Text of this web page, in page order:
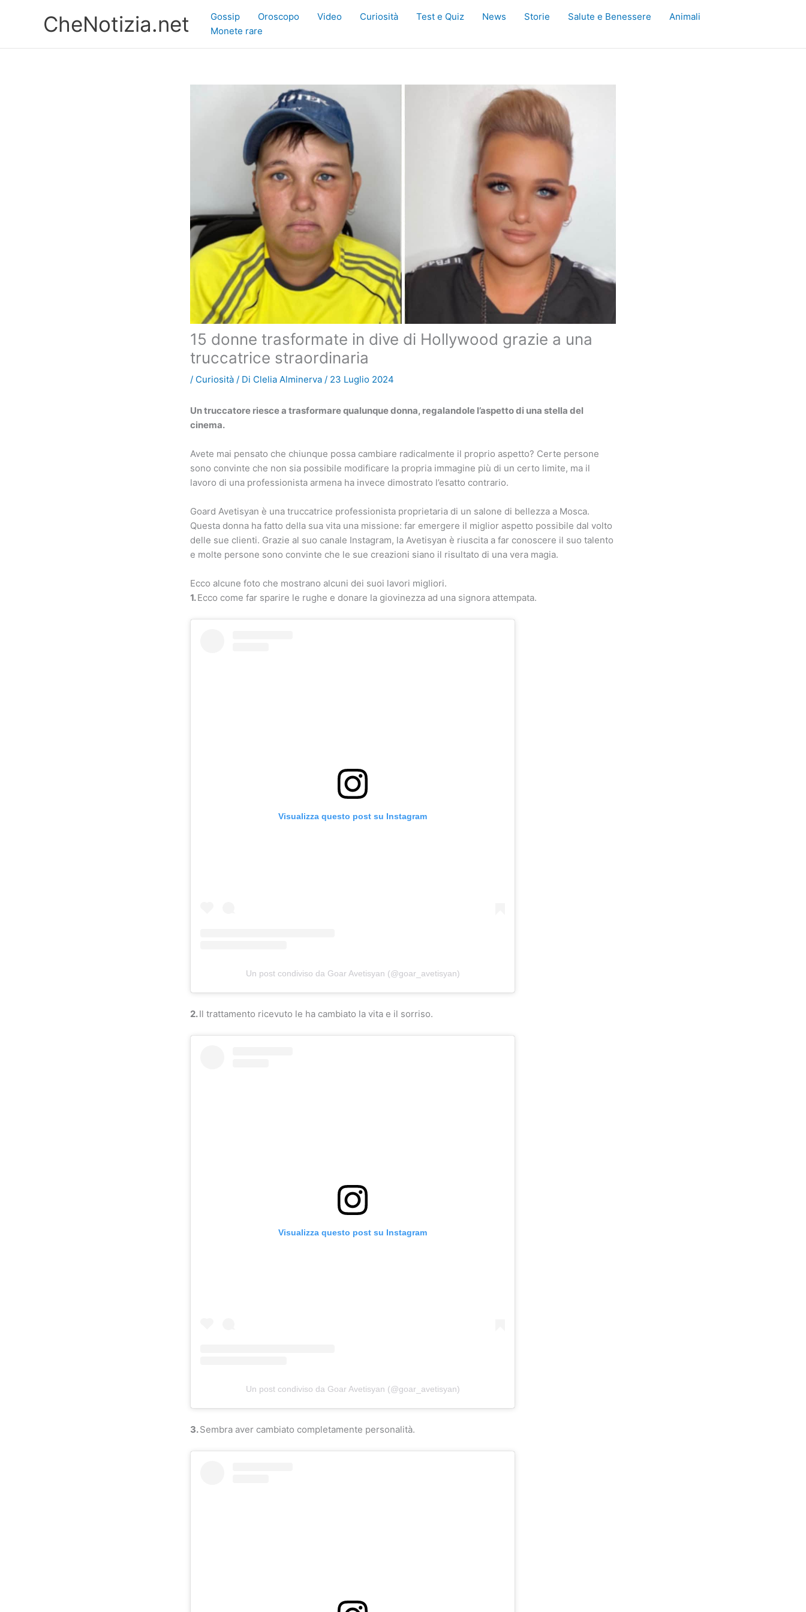
CheNotizia.net Gossip Oroscopo Video Curiosità Test e Quiz News Storie Salute e Benessere
Animali
Monete rare
15 donne trasformate in dive di Hollywood grazie a una
truccatrice straordinaria
/ Curiosità / Di Clelia Alminerva / 23 Luglio 2024
Un truccatore riesce a trasformare qualunque donna, regalandole l’aspetto di una stella del
cinema.
Avete mai pensato che chiunque possa cambiare radicalmente il proprio aspetto? Certe persone
sono convinte che non sia possibile modificare la propria immagine più di un certo limite, ma il
lavoro di una professionista armena ha invece dimostrato l’esatto contrario.
Goard Avetisyan è una truccatrice professionista proprietaria di un salone di bellezza a Mosca.
Questa donna ha fatto della sua vita una missione: far emergere il miglior aspetto possibile dal volto
delle sue clienti. Grazie al suo canale Instagram, la Avetisyan è riuscita a far conoscere il suo talento
e molte persone sono convinte che le sue creazioni siano il risultato di una vera magia.
Ecco alcune foto che mostrano alcuni dei suoi lavori migliori.
1.Ecco come far sparire le rughe e donare la giovinezza ad una signora attempata.
Visualizza questo post su Instagram
Un post condiviso da Goar Avetisyan (@goar_avetisyan)
2.Il trattamento ricevuto le ha cambiato la vita e il sorriso.
Visualizza questo post su Instagram
Un post condiviso da Goar Avetisyan (@goar_avetisyan)
3.Sembra aver cambiato completamente personalità.